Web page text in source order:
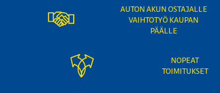
AUTON AKUN OSTAJALLE
VAIHTOTYÖ KAUPAN
PÄÄLLE
NOPEAT
TOIMITUKSET